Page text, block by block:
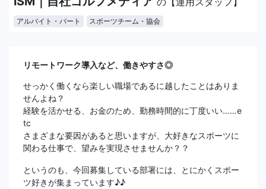
アルバイト・パート スポーツチーム・協会
リモートワーク導入など、働きやすさ◎
せっかく働くなら楽しい職場であるに越したことはありま
せんよね？
経験を活かせる、お金のため、勤務時間的に丁度いい……e
tc
さまざまな要因があると思いますが、大好きなスポーツに
関わる仕事で、望みを実現させませんか？？
というのも、今回募集している部署には、とにかくスポー
ツ好きが集まっています♪♪